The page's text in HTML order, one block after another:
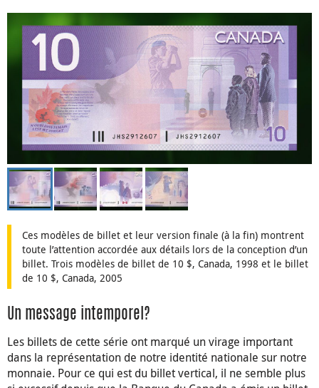
Ces modèles de billet et leur version finale (à la fin) montrent
toute l’attention accordée aux détails lors de la conception d’un
billet. Trois modèles de billet de 10 $, Canada, 1998 et le billet
de 10 $, Canada, 2005
Un message intemporel?
Les billets de cette série ont marqué un virage important
dans la représentation de notre identité nationale sur notre
monnaie. Pour ce qui est du billet vertical, il ne semble plus